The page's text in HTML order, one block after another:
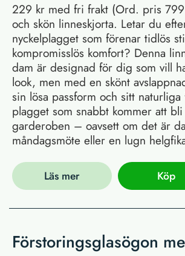
229 kr med fri frakt (Ord. pris
och skön linneskjorta. Letar du
nyckelplagget som förenar tidlös
kompromisslös komfort? Denna
dam är designad för dig som vill
look, men med en skönt
sin lösa passform och sitt
plagget som snabbt kommer att
garderoben – oavsett om det är
måndagsmöte eller en lugn
Läs mer Köp
Förstoringsglasögon